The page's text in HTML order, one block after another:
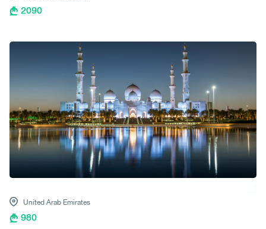
2090
United Arab Emirates
980